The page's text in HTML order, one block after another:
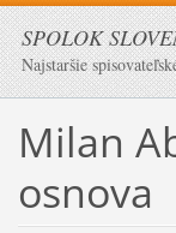
SPOLOK
Najstaršie
Milan
osnova